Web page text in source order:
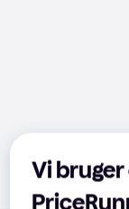
Vi